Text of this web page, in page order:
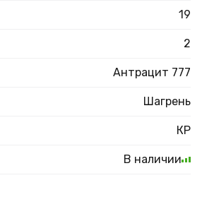
19
2
Антрацит 777
Шагрень
КР
В наличии